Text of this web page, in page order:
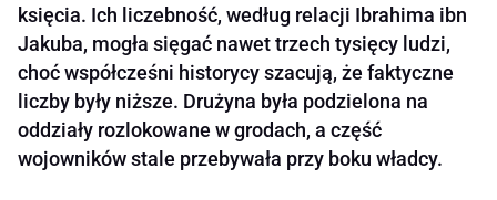
księcia. Ich liczebność, według relacji Ibrahima ibn
Jakuba, mogła sięgać nawet trzech tysięcy ludzi,
choć współcześni historycy szacują, że faktyczne
liczby były niższe. Drużyna była podzielona na
oddziały rozlokowane w grodach, a część
wojowników stale przebywała przy boku władcy.